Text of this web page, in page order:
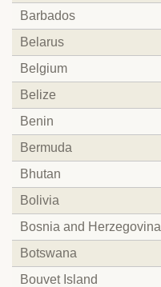
Barbados
Belarus
Belgium
Belize
Benin
Bermuda
Bhutan
Bolivia
Bosnia and Herzegovina
Botswana
Bouvet Island